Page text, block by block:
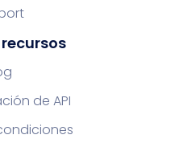
de API